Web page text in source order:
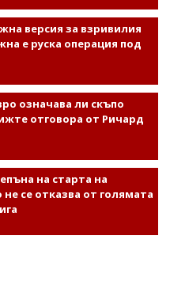
версия за взривилия
е руска операция под
означава ли скъпо
отговора от Ричард
на старта на
се отказва от голямата